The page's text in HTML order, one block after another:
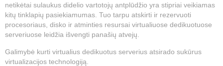
netikėtai sulaukus didelio vartotojų antplūdžio yra stipriai veikiamas
kitų tinklapių pasiekiamumas. Tuo tarpu atskirti ir rezervuoti
procesoriaus, disko ir atminties resursai virtualiuose dedikuotuose
serveriuose leidžia išvengti panašių atvejų.
Galimybė kurti virtualius dedikuotus serverius atsirado sukūrus
virtualizacijos technologiją.